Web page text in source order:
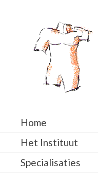
Home
Het Instituut
Specialisaties